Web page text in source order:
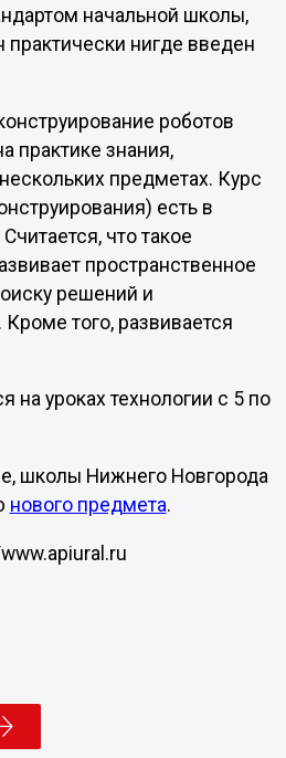
начальной школы,
практически нигде введен
роботов
практике знания,
предметах. Курс
есть в
что такое
пространственное
решений и
того, развивается
на уроках технологии с 5 по
школы Нижнего Новгорода
нового предмета.